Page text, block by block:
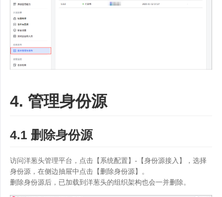
4. 管理身份源
4.1 删除身份源
访问洋葱头管理平台，点击【系统配置】-【身份源接入】，选择
身份源，在侧边抽屉中点击【删除身份源】。
删除身份源后，已加载到洋葱头的组织架构也会一并删除。